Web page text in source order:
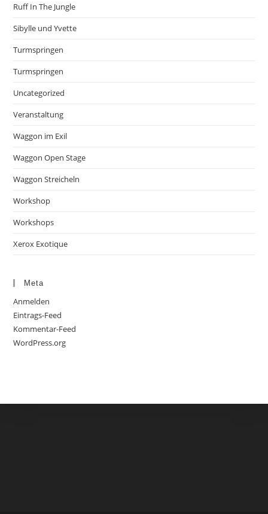
Ruff In The Jungle
Sibylle und Yvette
Turmspringen
Turmspringen
Uncategorized
Veranstaltung
Waggon im Exil
Waggon Open Stage
Waggon Streicheln
Workshop
Workshops
Xerox Exotique
Meta
Anmelden
Eintrags-Feed
Kommentar-Feed
WordPress.org